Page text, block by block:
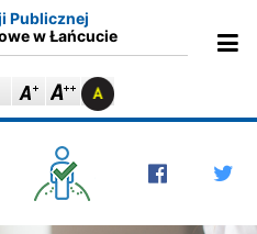
Publicznej
w Łańcucie